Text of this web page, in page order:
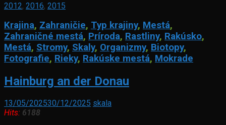
2012, 2016, 2015
Krajina, Zahraničie, Typ krajiny, Mestá,
Zahraničné mestá, Príroda, Rastliny, Rakúsko,
Mestá, Stromy, Skaly, Organizmy, Biotopy,
Fotografie, Rieky, Rakúske mestá, Mokrade
Hainburg an der Donau
13/05/202530/12/2025 skala
Hits: 6188